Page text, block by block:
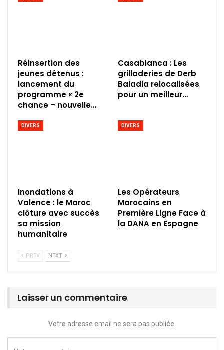
Réinsertion des
jeunes détenus :
lancement du
programme « 2e
chance – nouvelle…
Casablanca : Les
grilladeries de Derb
Baladia relocalisées
pour un meilleur…
DIVERS
Inondations à
Valence : le Maroc
clôture avec succès
sa mission
humanitaire
DIVERS
Les Opérateurs
Marocains en
Première Ligne Face à
la DANA en Espagne
PREV NEXT
Laisser un commentaire
Votre adresse email ne sera pas publiée.